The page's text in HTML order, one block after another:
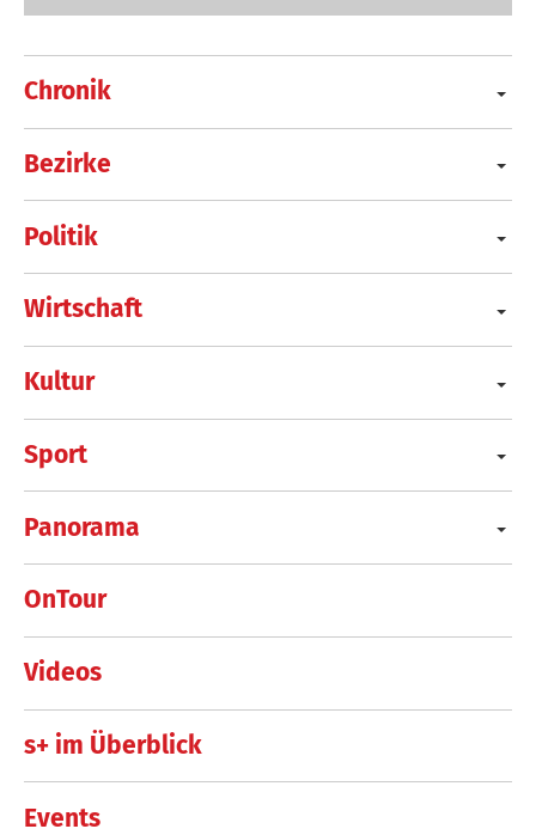
Chronik
Bezirke
Politik
Wirtschaft
Kultur
Sport
Panorama
OnTour
Videos
s+ im Überblick
Events